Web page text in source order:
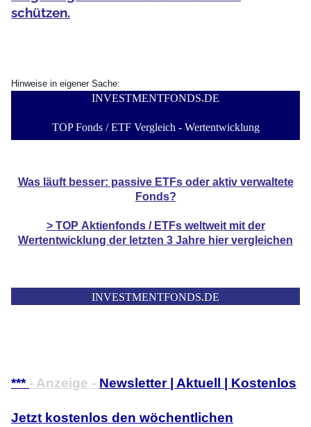
schützen.
Hinweise in eigener Sache:
INVESTMENTFONDS.DE
TOP Fonds / ETF Vergleich - Wertentwicklung
Was läuft besser: passive ETFs oder aktiv verwaltete
Fonds?
> TOP Aktienfonds / ETFsweltweit mit der
Wertentwicklung der letzten 3 Jahre hier vergleichen
INVESTMENTFONDS.DE
*** - Anzeige - Newsletter | Aktuell | Kostenlos
Jetzt kostenlos den wöchentlichen